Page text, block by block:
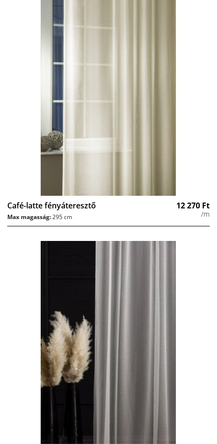
Café-latte fényáteresztő 12 270 Ft
/m
Max magasság:295 cm